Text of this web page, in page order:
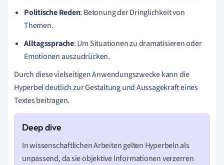
Politische Reden: Betonung der Dringlichkeit von
Themen.
Alltagssprache: Um Situationen zu dramatisieren oder
Emotionen auszudrücken.
Durch diese vielseitigen Anwendungszwecke kann die
Hyperbel deutlich zur Gestaltung und Aussagekraft eines
Textes beitragen.
In wissenschaftlichen Arbeiten gelten Hyperbeln als
unpassend, da sie objektive Informationen verzerren